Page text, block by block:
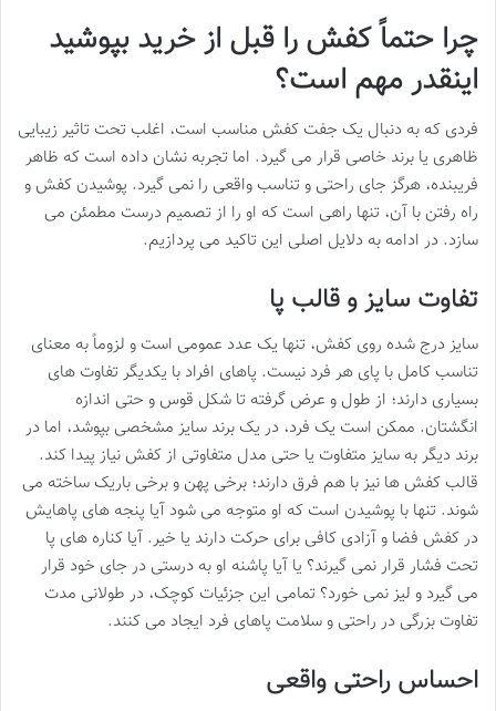
چرا حتماً کفش را قبل از خرید بپوشید
اینقدر مهم است؟
فردی که به دنبال یک جفت کفش مناسب است، اغلب تحت تاثیر زیبایی
ظاهری یا برند خاصی قرار می گیرد. اما تجربه نشان داده است که ظاهر
فریبنده، هرگز جای راحتی و تناسب واقعی را نمی گیرد. پوشیدن کفش و
راه رفتن با آن، تنها راهی است که او را از تصمیم درست مطمئن می
سازد. در ادامه به دلایل اصلی این تاکید می پردازیم.
تفاوت سایز و قالب پا
سایز درج شده روی کفش، تنها یک عدد عمومی است و لزوماً به معنای
تناسب کامل با پای هر فرد نیست. پاهای افراد با یکدیگر تفاوت های
بسیاری دارند؛ از طول و عرض گرفته تا شکل قوس و حتی اندازه
انگشتان. ممکن است یک فرد، در یک برند سایز مشخصی بپوشد، اما در
برند دیگر به سایز متفاوت یا حتی مدل متفاوتی از کفش نیاز پیدا کند.
قالب کفش ها نیز با هم فرق دارند؛ برخی پهن و برخی باریک ساخته می
شوند. تنها با پوشیدن است که او متوجه می شود آیا پنجه های پاهایش
در کفش فضا و آزادی کافی برای حرکت دارند یا خیر. آیا کناره های پا
تحت فشار قرار نمی گیرند؟ یا آیا پاشنه او به درستی در جای خود قرار
می گیرد و لیز نمی خورد؟ تمامی این جزئیات کوچک، در طولانی مدت
تفاوت بزرگی در راحتی و سلامت پاهای فرد ایجاد می کنند.
احساس راحتی واقعی